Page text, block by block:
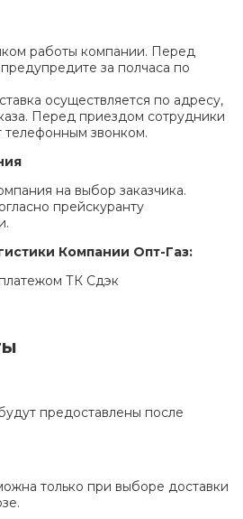
работы компании. Перед
за полчаса по
осуществляется по адресу,
Перед приездом сотрудники
звонком.
на выбор заказчика.
прейскуранту
Компании Опт-Газ:
ТК Сдэк
предоставлены после
только при выборе доставки